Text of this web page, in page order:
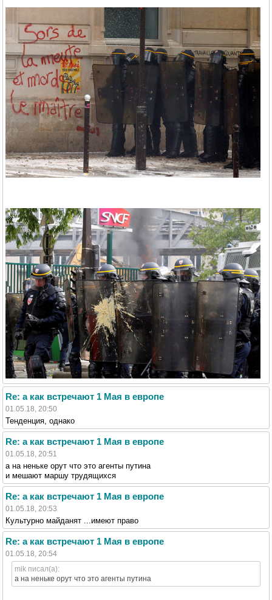
Re: а как встречают 1 Мая в европе
01.05.18, 20:50
Тенденция, однако
Re: а как встречают 1 Мая в европе
01.05.18, 20:51
а на неньке орут что это агенты путина
и мешают маршу трудящихся
Re: а как встречают 1 Мая в европе
01.05.18, 20:53
Культурно майданят ...имеют право
Re: а как встречают 1 Мая в европе
01.05.18, 20:54
mik писал(а):
а на неньке орут что это агенты путина